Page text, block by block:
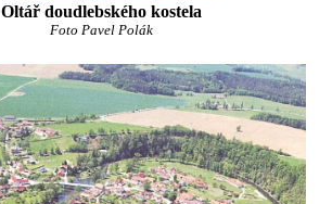
Oltář doudlebského kostela
Foto Pavel Polák